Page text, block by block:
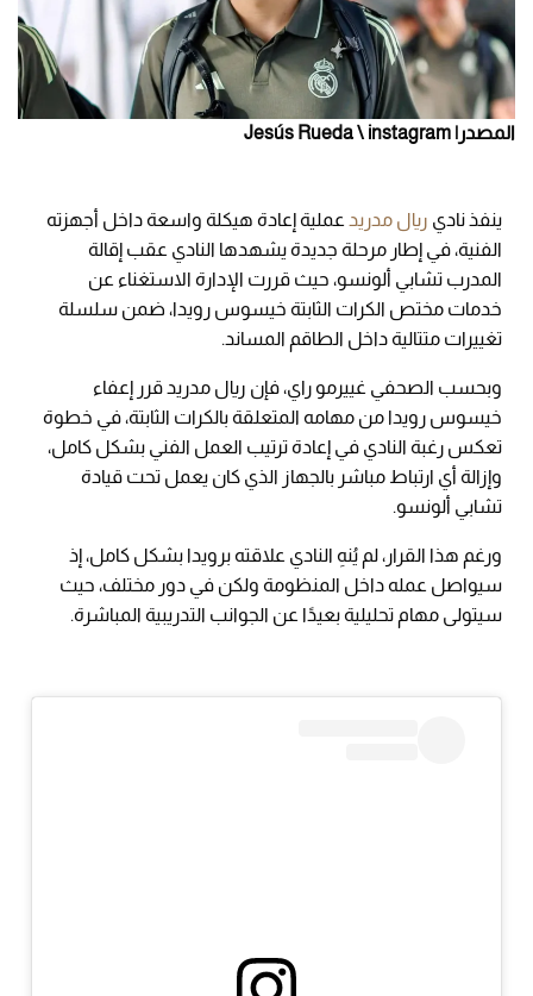
المصدر| Jesús Rueda \ instagram
ينفذ نادي ريال مدريد عملية إعادة هيكلة واسعة داخل أجهزته
الفنية، في إطار مرحلة جديدة يشهدها النادي عقب إقالة
المدرب تشابي ألونسو، حيث قررت الإدارة الاستغناء عن
خدمات مختص الكرات الثابتة خيسوس رويدا، ضمن سلسلة
تغييرات متتالية داخل الطاقم المساند.
وبحسب الصحفي غييرمو راي، فإن ريال مدريد قرر إعفاء
خيسوس رويدا من مهامه المتعلقة بالكرات الثابتة، في خطوة
تعكس رغبة النادي في إعادة ترتيب العمل الفني بشكل كامل،
وإزالة أي ارتباط مباشر بالجهاز الذي كان يعمل تحت قيادة
تشابي ألونسو.
ورغم هذا القرار، لم يُنهِ النادي علاقته برويدا بشكل كامل، إذ
سيواصل عمله داخل المنظومة ولكن في دور مختلف، حيث
سيتولى مهام تحليلية بعيدًا عن الجوانب التدريبية المباشرة.